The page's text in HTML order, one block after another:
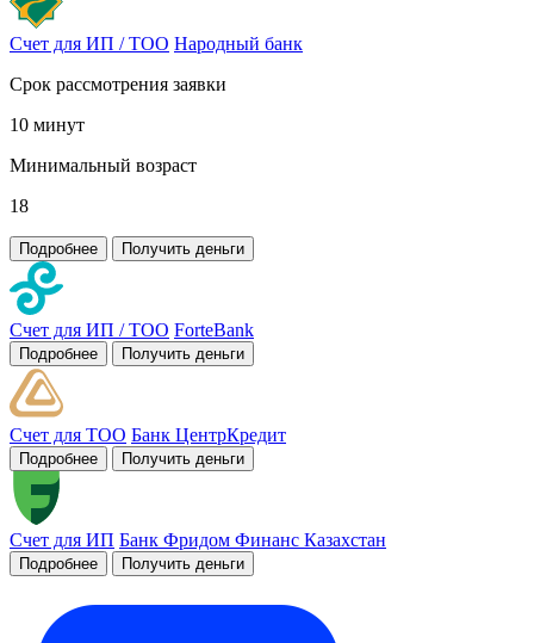
Счет для ИП / ТОО Народный банк
Срок рассмотрения заявки
10 минут
Минимальный возраст
18
Подробнее Получить деньги
Счет для ИП / ТОО ForteBank
Подробнее Получить деньги
Счет для ТОО Банк ЦентрКредит
Подробнее Получить деньги
Счет для ИП Банк Фридом Финанс Казахстан
Подробнее Получить деньги